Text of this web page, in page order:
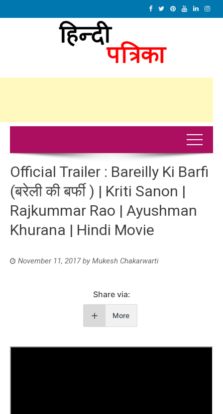
Official Trailer : Bareilly Ki Barfi
(बरेली की बर्फी ) | Kriti Sanon |
Rajkummar Rao | Ayushman
Khurana | Hindi Movie
November 11, 2017by Mukesh Chakarwarti
Share via:
More